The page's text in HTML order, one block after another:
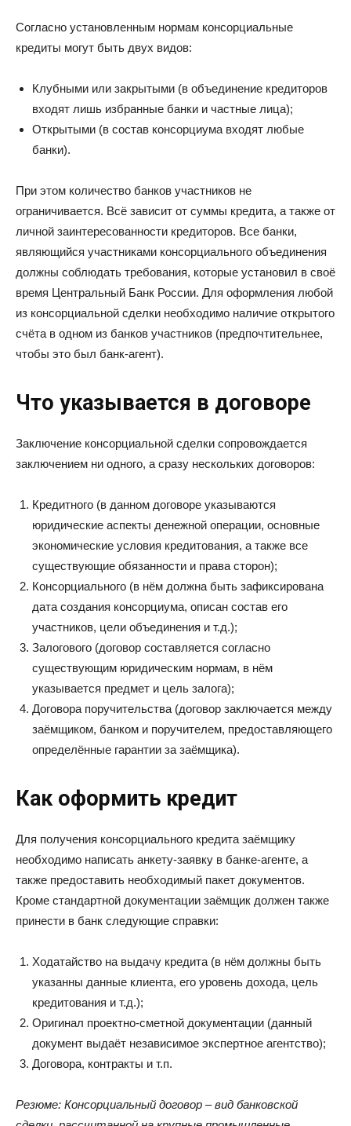
Согласно установленным нормам консорциальные
кредиты могут быть двух видов:
Клубными или закрытыми (в объединение кредиторов
входят лишь избранные банки и частные лица);
Открытыми (в состав консорциума входят любые
банки).
При этом количество банков участников не
ограничивается. Всё зависит от суммы кредита, а также от
личной заинтересованности кредиторов. Все банки,
являющийся участниками консорциального объединения
должны соблюдать требования, которые установил в своё
время Центральный Банк России. Для оформления любой
из консорциальной сделки необходимо наличие открытого
счёта в одном из банков участников (предпочтительнее,
чтобы это был банк-агент).
Что указывается в договоре
Заключение консорциальной сделки сопровождается
заключением ни одного, а сразу нескольких договоров:
Кредитного (в данном договоре указываются
юридические аспекты денежной операции, основные
экономические условия кредитования, а также все
существующие обязанности и права сторон);
Консорциального (в нём должна быть зафиксирована
дата создания консорциума, описан состав его
участников, цели объединения и т.д.);
Залогового (договор составляется согласно
существующим юридическим нормам, в нём
указывается предмет и цель залога);
Договора поручительства (договор заключается между
заёмщиком, банком и поручителем, предоставляющего
определённые гарантии за заёмщика).
Как оформить кредит
Для получения консорциального кредита заёмщику
необходимо написать анкету-заявку в банке-агенте, а
также предоставить необходимый пакет документов.
Кроме стандартной документации заёмщик должен также
принести в банк следующие справки:
Ходатайство на выдачу кредита (в нём должны быть
указанны данные клиента, его уровень дохода, цель
кредитования и т.д.);
Оригинал проектно-сметной документации (данный
документ выдаёт независимое экспертное агентство);
Договора, контракты и т.п.
Резюме: Консорциальный договор – вид банковской